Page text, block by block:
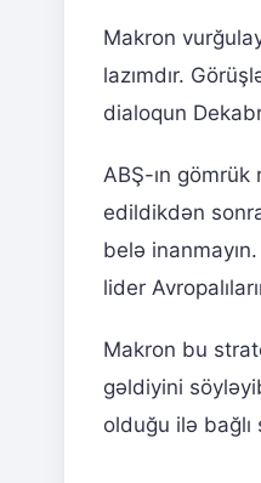
Makron
lazımdır.
dialoqun
ABŞ-ın
edildikdən
belə
lider
Makron bu
gəldiyini
olduğu ilə